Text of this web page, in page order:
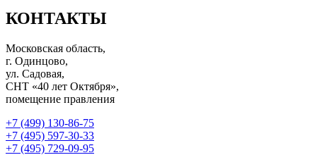
гг.)
КОНТАКТЫ
Московская область,
г. Одинцово,
ул. Садовая,
СНТ «40 лет Октября»,
помещение правления
+7 (499) 130-86-75
+7 (495) 597-30-33
+7 (495) 729-09-95